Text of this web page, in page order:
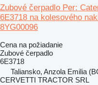
Zubové čerpadlo Per:
6E3718 na kolesového
8YG00096
Cena na požiadanie
Zubové čerpadlo
6E3718
Taliansko, Anzola Emilia
CERVETTI TRACTOR SRL